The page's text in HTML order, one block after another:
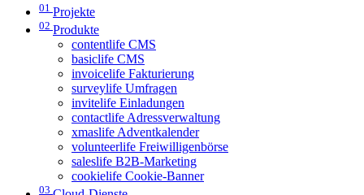
01 Projekte
02 Produkte
contentlife CMS
basiclife CMS
invoicelife Fakturierung
surveylife Umfragen
invitelife Einladungen
contactlife Adressverwaltung
xmaslife Adventkalender
volunteerlife Freiwilligenbörse
saleslife B2B-Marketing
cookielife Cookie-Banner
03